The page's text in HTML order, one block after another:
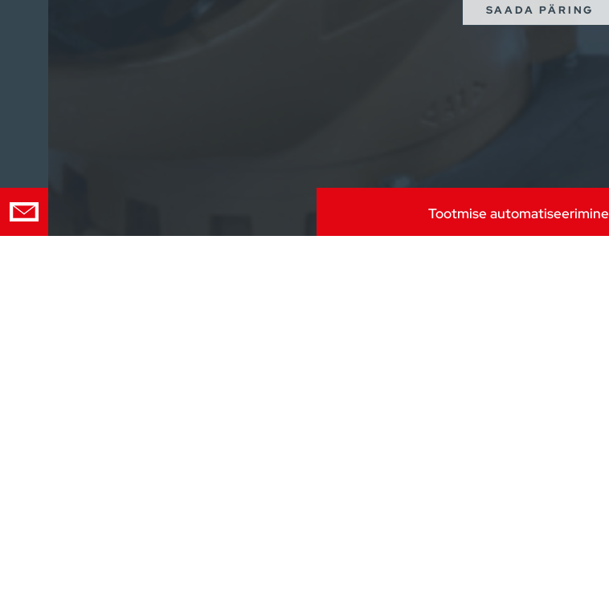
Tootmise automatiseerimine
SAADA PÄRING